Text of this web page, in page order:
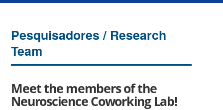
Pesquisadores / Research
Team
Meet the members of the
Neuroscience Coworking Lab!